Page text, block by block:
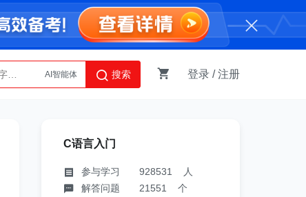
AI智能体
Python
搜索 登录 /注册
C语言入门
参与学习 928531 人
解答问题 21551 个